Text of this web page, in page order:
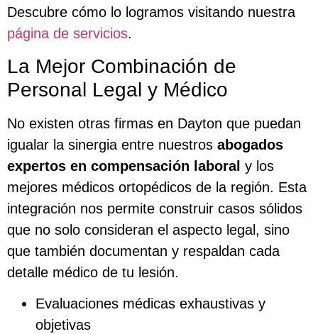
Descubre cómo lo logramos visitando nuestra
página de servicios.
La Mejor Combinación de
Personal Legal y Médico
No existen otras firmas en Dayton que puedan
igualar la sinergia entre nuestros abogados
expertos en compensación laboral y los
mejores médicos ortopédicos de la región. Esta
integración nos permite construir casos sólidos
que no solo consideran el aspecto legal, sino
que también documentan y respaldan cada
detalle médico de tu lesión.
Evaluaciones médicas exhaustivas y
objetivas